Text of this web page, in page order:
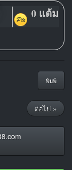
0 แต้ม
พิมพ์
ต่อไป »